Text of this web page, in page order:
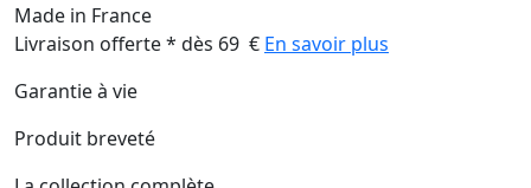
Made in France
Livraison offerte * dès 69 € En savoir plus
Garantie à vie
Produit breveté